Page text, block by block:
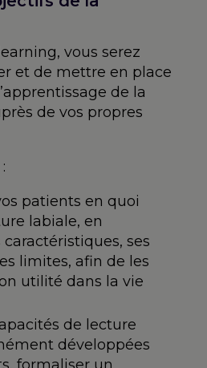
vous serez
et de mettre en place
de la
de vos propres
patients en quoi
labiale, en
ses
limites, afin de les
utilité dans la vie
de lecture
développées